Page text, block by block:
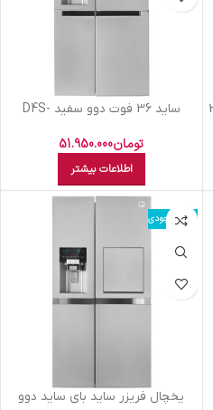
(30
سايد 36 فوت دوو سفيد D4S-
تومان51.950.000
اطلاعات بیشتر
اتمام موجودی
یخچال فریزر ساید بای ساید دوو